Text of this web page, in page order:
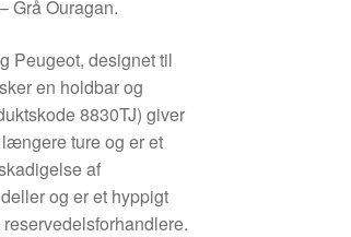
Grå Ouragan.
Peugeot, designet til
en holdbar og
8830TJ) giver
ture og er et
af
og er et hyppigt